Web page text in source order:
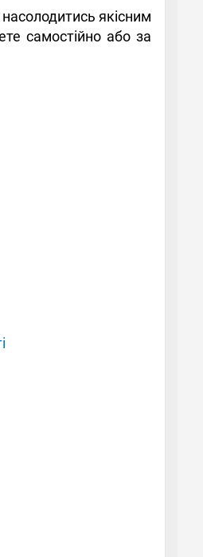
якісним
самостійно або за